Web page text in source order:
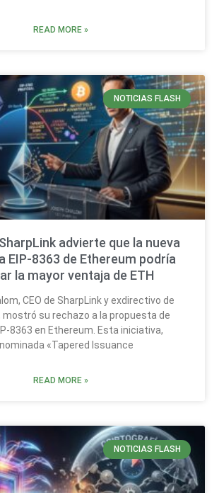
READ MORE »
NOTICIAS FLASH
advierte que la nueva
EIP-8363 de Ethereum podría
la mayor ventaja de ETH
CEO de SharpLink y exdirectivo de
mostró su rechazo a la propuesta de
8363 en Ethereum. Esta iniciativa,
«Tapered Issuance
READ MORE »
NOTICIAS FLASH